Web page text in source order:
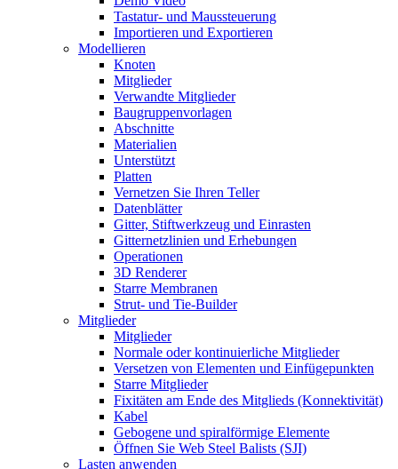
Tastatur- und Maussteuerung
Importieren und Exportieren
Modellieren
Knoten
Mitglieder
Verwandte Mitglieder
Baugruppenvorlagen
Abschnitte
Materialien
Unterstützt
Platten
Vernetzen Sie Ihren Teller
Datenblätter
Gitter, Stiftwerkzeug und Einrasten
Gitternetzlinien und Erhebungen
Operationen
3D Renderer
Starre Membranen
Strut- und Tie-Builder
Mitglieder
Mitglieder
Normale oder kontinuierliche Mitglieder
Versetzen von Elementen und Einfügepunkten
Starre Mitglieder
Fixitäten am Ende des Mitglieds (Konnektivität)
Kabel
Gebogene und spiralförmige Elemente
Öffnen Sie Web Steel Balists (SJI)
Lasten anwenden